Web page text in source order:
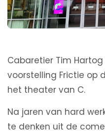
Cabaretier Tim
voorstelling Frictie op
het theater van C.
Na jaren van hard
te denken uit de